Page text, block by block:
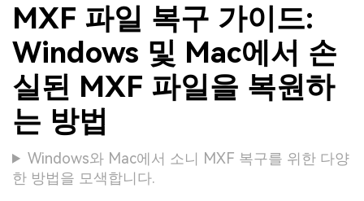
MXF 파일 복구 가이드:
Windows 및 Mac에서 손
실된 MXF 파일을 복원하
는 방법
Windows와 Mac에서 소니 MXF 복구를 위한 다양
한 방법을 모색합니다.